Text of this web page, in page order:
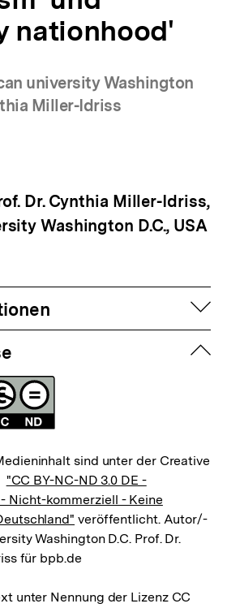
nationhood'
university Washington
Miller-Idriss
Dr. Cynthia Miller-Idriss,
Washington D.C., USA
sind unter der Creative
"CC BY-NC-ND 3.0 DE -
Nicht-kommerziell - Keine
veröffentlicht. Autor/-
Washington D.C. Prof. Dr.
für bpb.de
unter Nennung der Lizenz CC